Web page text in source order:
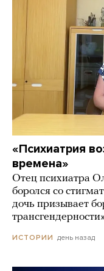
«Психиатрия
времена»
Отец психиатра
боролся со
дочь призывает
ИСТОРИИ день назад